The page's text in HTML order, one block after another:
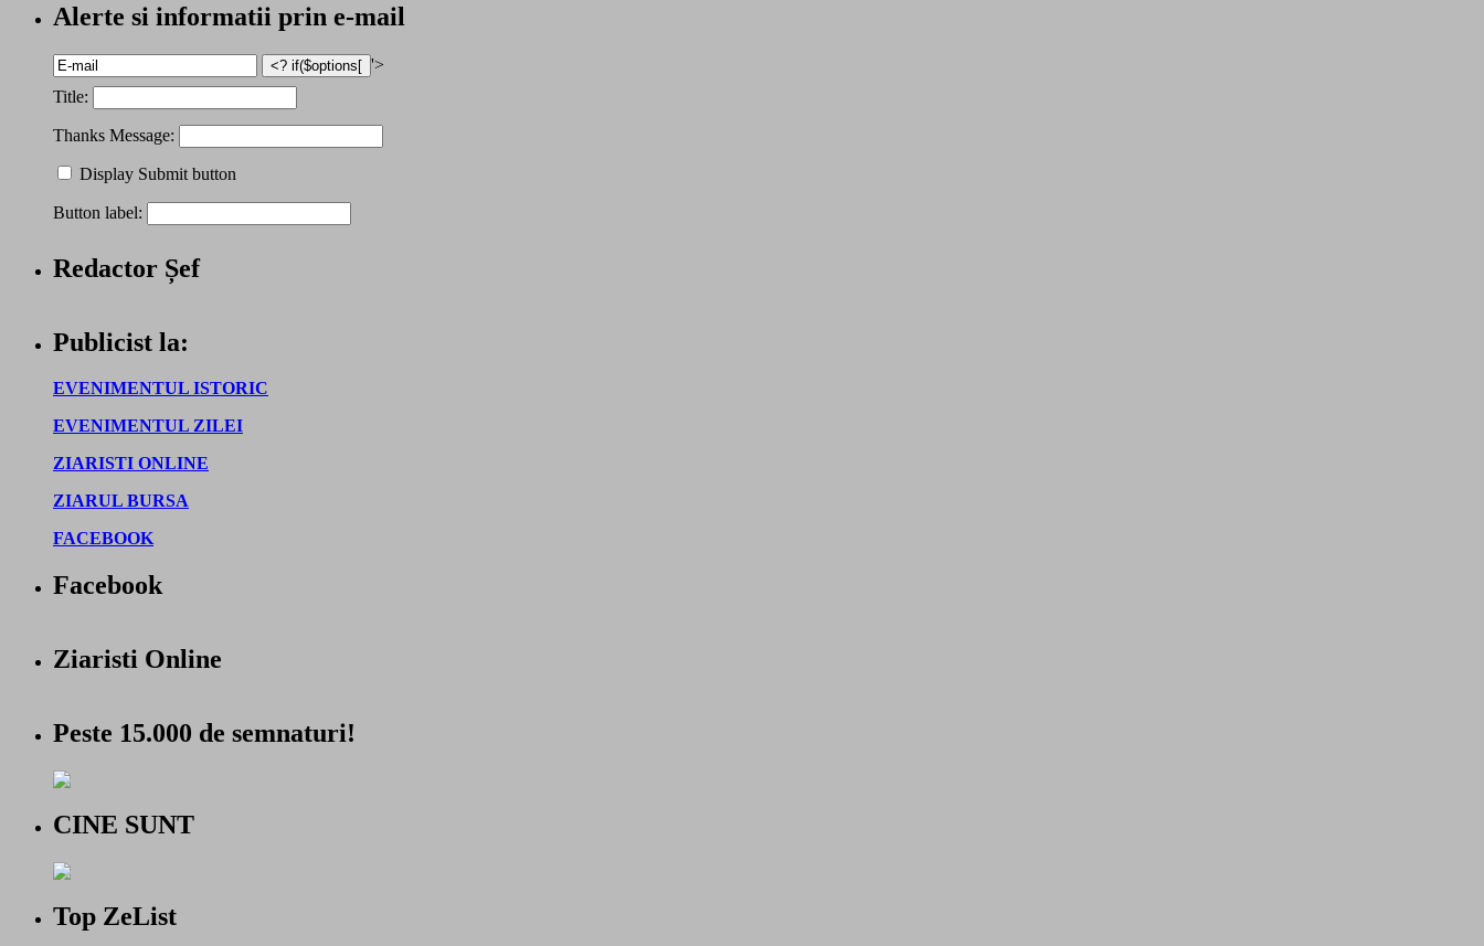
Alerte si informatii prin e-mail
'>
Title:
Thanks Message:
Display Submit button
Button label:
Redactor Șef
Publicist la:
EVENIMENTUL ISTORIC
EVENIMENTUL ZILEI
ZIARISTI ONLINE
ZIARUL BURSA
FACEBOOK
Facebook
Ziaristi Online
Peste 15.000 de semnaturi!
CINE SUNT
Top ZeList